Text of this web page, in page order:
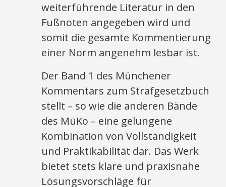
weiterführende Literatur in den
Fußnoten angegeben wird und
somit die gesamte Kommentierung
einer Norm angenehm lesbar ist.
Der Band 1 des Münchener
Kommentars zum Strafgesetzbuch
stellt – so wie die anderen Bände
des MüKo – eine gelungene
Kombination von Vollständigkeit
und Praktikabilität dar. Das Werk
bietet stets klare und praxisnahe
Lösungsvorschläge für